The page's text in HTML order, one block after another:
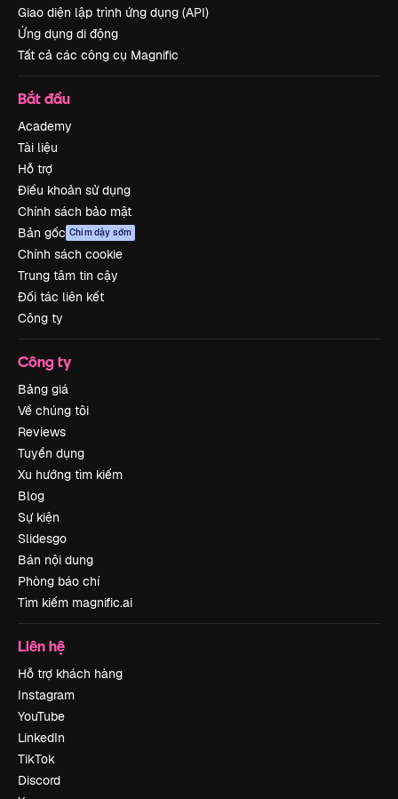
Giao diện lập trình ứng dụng (API)
Ứng dụng di động
Tất cả các công cụ Magnific
Bắt đầu
Academy
Tài liệu
Hỗ trợ
Điều khoản sử dụng
Chính sách bảo mật
Bản gốc Chim dậy sớm
Chính sách cookie
Trung tâm tin cậy
Đối tác liên kết
Công ty
Công ty
Bảng giá
Về chúng tôi
Reviews
Tuyển dụng
Xu hướng tìm kiếm
Blog
Sự kiện
Slidesgo
Bán nội dung
Phòng báo chí
Tìm kiếm magnific.ai
Liên hệ
Hỗ trợ khách hàng
Instagram
YouTube
LinkedIn
TikTok
Discord